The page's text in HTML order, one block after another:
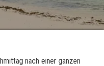
nach einer ganzen